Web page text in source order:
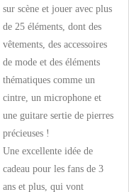
sur scène et jouer avec plus
de 25 éléments, dont des
vêtements, des accessoires
de mode et des éléments
thématiques comme un
cintre, un microphone et
une guitare sertie de pierres
précieuses !
Une excellente idée de
cadeau pour les fans de 3
ans et plus, qui vont